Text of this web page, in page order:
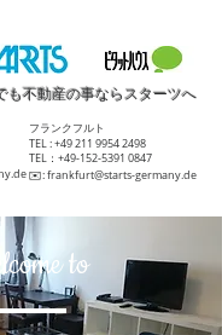
も不動産の事ならスターツへ
​フランクフルト
TEL :+49 211 9954 2498
TEL：+49-152-5391 0847
​✉️:frankfurt@starts-germany.de
to